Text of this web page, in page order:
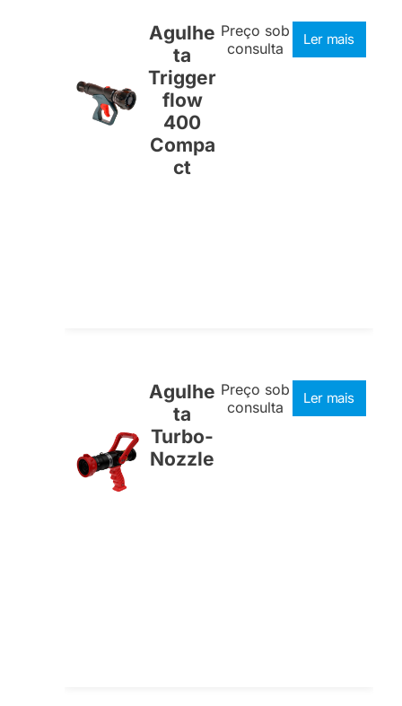
Agulhe
ta
Trigger
flow
400
Compa
ct
Preço sob
consulta
Ler mais
Agulhe
ta
Turbo-
Nozzle
Preço sob
consulta
Ler mais